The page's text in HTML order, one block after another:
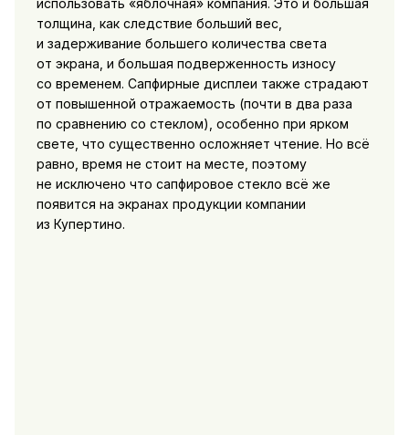
толщина, как следствие больший вес,
и задерживание большего количества света
от экрана, и большая подверженность износу
со временем. Сапфирные дисплеи также страдают
от повышенной отражаемость (почти в два раза
по сравнению со стеклом), особенно при ярком
свете, что существенно осложняет чтение. Но всё
равно, время не стоит на месте, поэтому
не исключено что сапфировое стекло всё же
появится на экранах продукции компании
из Купертино.